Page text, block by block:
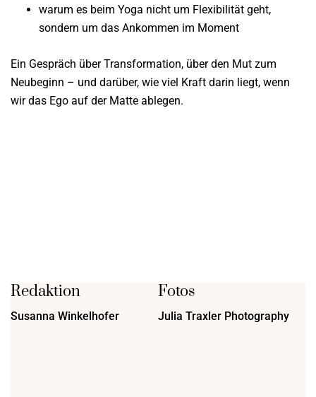
warum es beim Yoga nicht um Flexibilität geht,
sondern um das Ankommen im Moment
Ein Gespräch über Transformation, über den Mut zum
Neubeginn – und darüber, wie viel Kraft darin liegt, wenn
wir das Ego auf der Matte ablegen.
Redaktion
Susanna Winkelhofer
Fotos
Julia Traxler Photography